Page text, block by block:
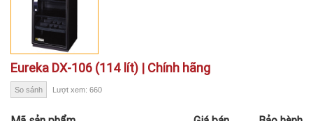
Eureka DX-106 (114 lít) | Chính hãng
So sánh Lượt xem: 660